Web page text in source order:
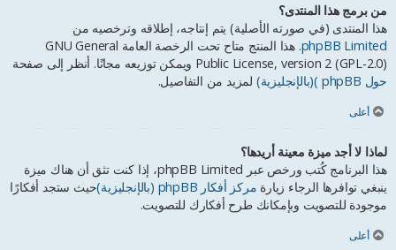
من برمج هذا المنتدى؟
هذا المنتدى (في صورته الأصلية) يتم إنتاجه، إطلاقه وترخصيه من
phpBB Limited
. هذا المنتج متاح تحت الرخصة العامة GNU General
Public License, version 2 (GPL-2.0) ويمكن توزيعه مجانًا. أنظر إلى صفحة
حول phpBB )(بالإنجليزية)
لمزيد من التفاصيل.
أعلى
لماذا لا أجد ميزة معينة أريدها؟
هذا البرنامج كُتب ورخص عبر phpBB Limited، إذا كنت تثق أن هناك ميزة
ينبغي توافرها الرجاء زيارة مركز أفكار phpBB (بالإنجليزية)
حيث ستجد أفكارًا
موجودة للتصويت وبإمكانك طرح أفكارك للتصويت.
أعلى